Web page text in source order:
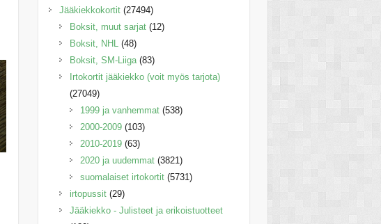
Jääkiekkokortit (27494)
Boksit, muut sarjat (12)
Boksit, NHL (48)
Boksit, SM-Liiga (83)
Irtokortit jääkiekko (voit myös tarjota)
(27049)
1999 ja vanhemmat (538)
2000-2009 (103)
2010-2019 (63)
2020 ja uudemmat (3821)
suomalaiset irtokortit (5731)
irtopussit (29)
Jääkiekko - Julisteet ja erikoistuotteet